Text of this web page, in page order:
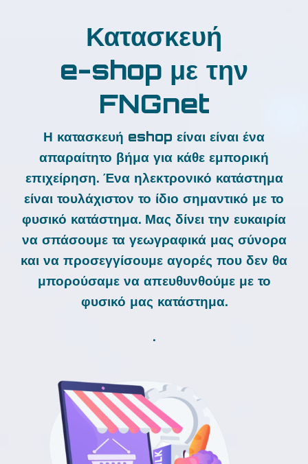
Κατασκευή
e-shop με την
FNGnet
Η κατασκευή eshop είναι είναι ένα
απαραίτητο βήμα για κάθε εμπορική
επιχείρηση. Ένα ηλεκτρονικό κατάστημα
είναι τουλάχιστον το ίδιο σημαντικό με το
φυσικό κατάστημα. Μας δίνει την ευκαιρία
να σπάσουμε τα γεωγραφικά μας σύνορα
και να προσεγγίσουμε αγορές που δεν θα
μπορούσαμε να απευθυνθούμε με το
φυσικό μας κατάστημα.
.